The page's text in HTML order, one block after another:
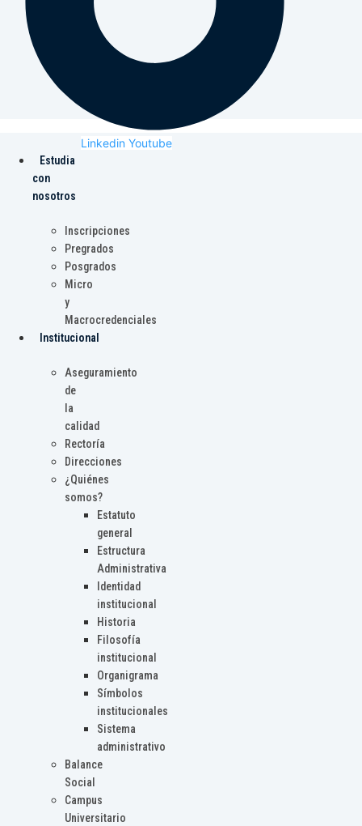
Linkedin Youtube
Estudia
con
nosotros
Inscripciones
Pregrados
Posgrados
Micro
y
Macrocredenciales
Institucional
Aseguramiento
de
la
calidad
Rectoría
Direcciones
¿Quiénes
somos?
Estatuto
general
Estructura
Administrativa
Identidad
institucional
Historia
Filosofía
institucional
Organigrama
Símbolos
institucionales
Sistema
administrativo
Balance
Social
Campus
Universitario